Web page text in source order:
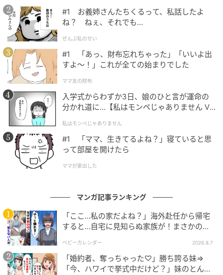
ママ広場
「最初はそのままお義母さんに管理してもらう感じ
で」と一歩詰め寄り、
#1 お義姉さんたちくるって、私話したよ
ね？ ねぇ、それでも…
ぜんぶ私のせい
#1 「あっ、財布忘れちゃった」「いいよ出
すよ〜！」これが全ての始まりでした
ママ友の財布
入学式からわずか3日、娘のひと言が運命の
分かれ道に…【私はモンペじゃありません Vo
私はモンペじゃありません
#1 「ママ、生きてるよね？」寝ていると思
って部屋を開けたら
ママが家出した
マンガ記事ランキング
「ここ…私の家だよね？」海外赴任から帰宅
すると…自宅に見知らぬ家族が！まさかの真
ベビーカレンダー 2026.8.7
「婚約者、奪っちゃった♡」勝ち誇る妹⇒
「今、ハワイで挙式中だけど？」妹のとんで